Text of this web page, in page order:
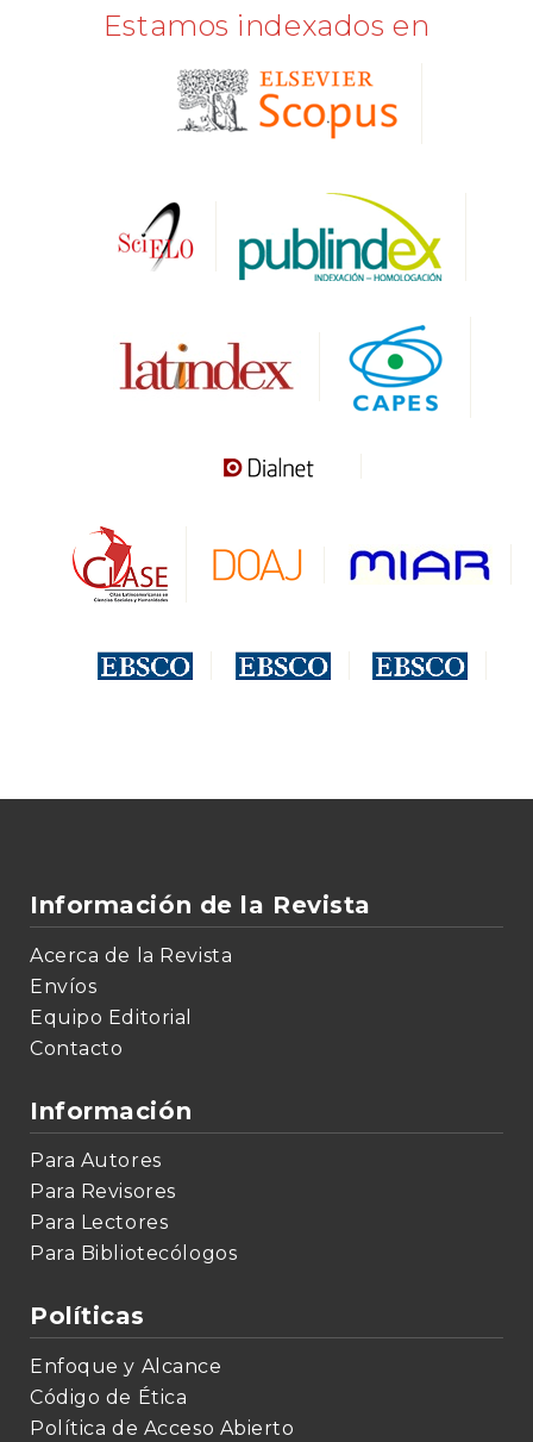
Estamos indexados en
Información de la Revista
Acerca de la Revista
Envíos
Equipo Editorial
Contacto
Información
Para Autores
Para Revisores
Para Lectores
Para Bibliotecólogos
Políticas
Enfoque y Alcance
Código de Ética
Política de Acceso Abierto